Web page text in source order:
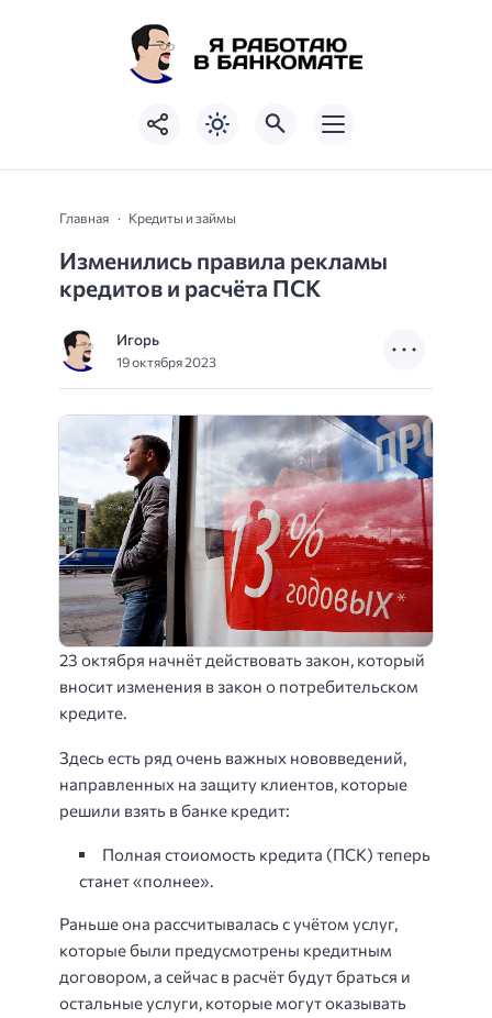
Главная Кредиты и займы
Изменились правила рекламы
кредитов и расчёта ПСК
Игорь
19 октября 2023
23 октября начнёт действовать закон, который
вносит изменения в закон о потребительском
кредите.
Здесь есть ряд очень важных нововведений,
направленных на защиту клиентов, которые
решили взять в банке кредит:
Полная стоиомость кредита (ПСК) теперь
станет «полнее».
Раньше она рассчитывалась с учётом услуг,
которые были предусмотрены кредитным
договором, а сейчас в расчёт будут браться и
остальные услуги, которые могут оказывать